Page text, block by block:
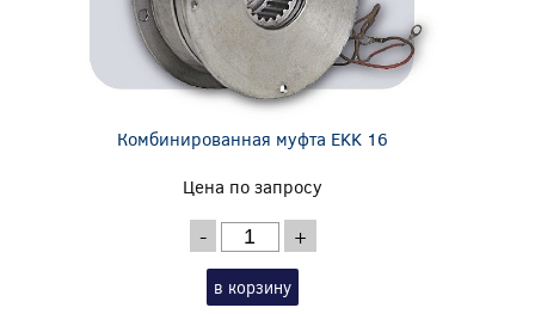
Комбинированная муфта EKK 16
Цена по запросу
- +
в корзину